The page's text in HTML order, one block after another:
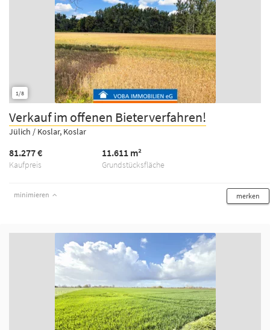
1/8
Verkauf im offenen Bieterverfahren!
Jülich / Koslar, Koslar
Kaufpreis
81.277 €
Grundstücksfläche
11.611 m²
minimieren merken